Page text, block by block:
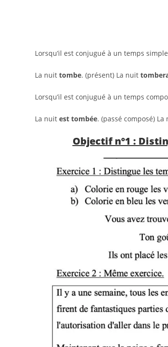
Lorsqu’il est conjugué à un temps
La nuit tombe. (présent) La nuit
Lorsqu’il est conjugué à un temps
La nuit est tombée. (passé composé) La
Objectif n°1 :